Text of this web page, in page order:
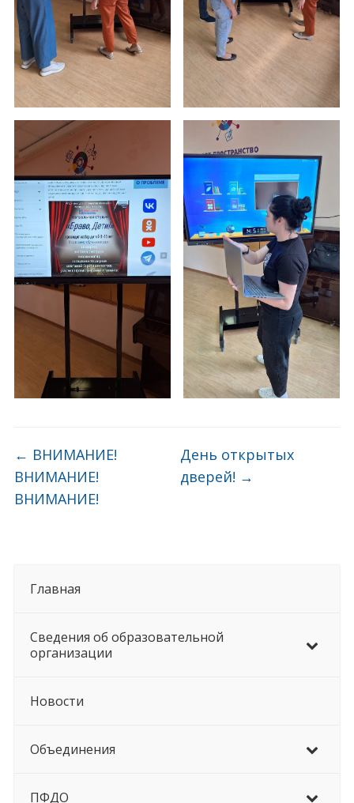
Главная
Сведения об образовательной
организации
Новости
Объединения
ПФДО
← ВНИМАНИЕ!
ВНИМАНИЕ!
ВНИМАНИЕ!
День открытых
дверей! →